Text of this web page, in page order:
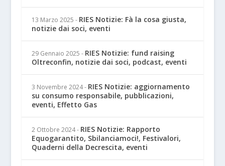
13 Marzo 2025 - RIES Notizie: Fà la cosa giusta,
notizie dai soci, eventi
29 Gennaio 2025 - RIES Notizie: fund raising
Oltreconfin, notizie dai soci, podcast, eventi
3 Novembre 2024 - RIES Notizie: aggiornamento
su consumo responsabile, pubblicazioni,
eventi, Effetto Gas
2 Ottobre 2024 - RIES Notizie: Rapporto
Equogarantito, Sbilanciamoci!, Festivalori,
Quaderni della Decrescita, eventi